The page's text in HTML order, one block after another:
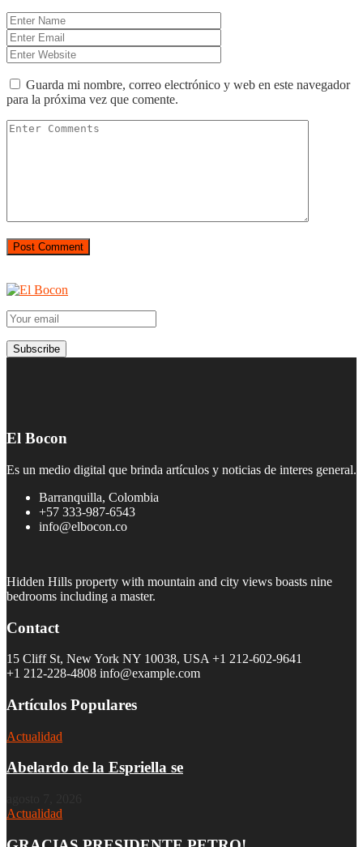
Guarda mi nombre, correo electrónico y web en este navegador
para la próxima vez que comente.
El Bocon
Es un medio digital que brinda artículos y noticias de interes general.
Barranquilla, Colombia
+57 333-987-6543
info@elbocon.co
Hidden Hills property with mountain and city views boasts nine
bedrooms including a master.
Contact
15 Cliff St, New York NY 10038, USA +1 212-602-9641
+1 212-228-4808 info@example.com
Artículos Populares
Actualidad
Abelardo de la Espriella se
Actualidad